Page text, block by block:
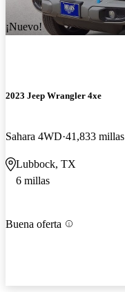
¡Nuevo!
2023 Jeep Wrangler 4xe
Sahara 4WD 41,833 millas
Lubbock, TX
6 millas
Buena oferta